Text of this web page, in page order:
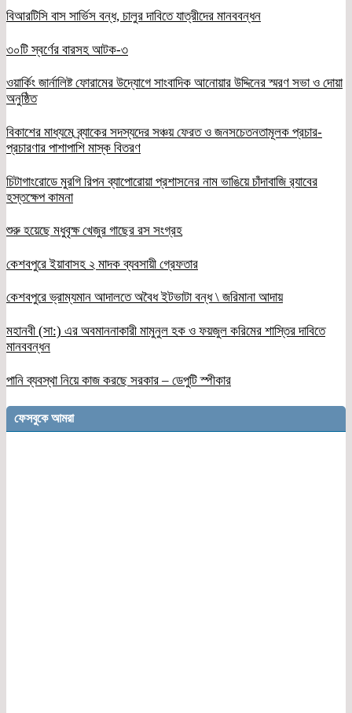
বিআরটিসি বাস সার্ভিস বন্ধ, চালুর দাবিতে যাত্রীদের মানববন্ধন
৩০টি স্বর্ণের বারসহ আটক-৩
ওয়ার্কিং জার্নালিষ্ট ফোরামের উদ্যোগে সাংবাদিক আনোয়ার উদ্দিনের স্মরণ সভা ও দোয়া
অনুষ্ঠিত
বিকাশের মাধ্যমে ব্র্যাকের সদস্যদের সঞ্চয় ফেরত ও জনসচেতনতামূলক প্রচার-
প্রচারণার পাশাপাশি মাস্ক বিতরণ
চিটাগাংরোডে মুরগি রিপন ব্যাপোরোয়া প্রশাসনের নাম ভাঙিয়ে চাঁদাবাজি র‌্যাবের
হস্তক্ষেপ কামনা
শুরু হয়েছে মধুবৃক্ষ খেজুর গাছের রস সংগ্রহ
কেশবপুরে ইয়াবাসহ ২ মাদক ব্যবসায়ী গ্রেফতার
কেশবপুরে ভ্রাম্যমান আদালতে অবৈধ ইটভাটা বন্ধ \ জরিমানা আদায়
মহানবী (সা:) এর অবমাননাকারী মামুনুল হক ও ফয়জুল করিমের শাস্তির দাবিতে
মানববন্ধন
পানি ব্যবস্থা নিয়ে কাজ করছে সরকার – ডেপুটি স্পীকার
ফেসবুকে আমরা